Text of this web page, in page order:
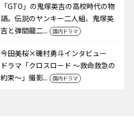
「GTO」の鬼塚英吉の高校時代の物
語。伝説のヤンキー二人組、鬼塚英
吉と弾間龍二...
国内ドラマ
今田美桜×磯村勇斗インタビュー
ドラマ「クロスロード ～救命救急の
約束～」撮影...
国内ドラマ